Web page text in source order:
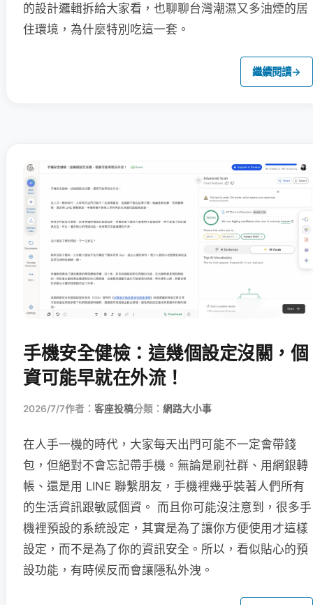
的設計邏輯拆給大家看，也聊聊台灣潮濕又多油煙的居
住環境，為什麼特別吃這一套。
繼續閱讀→
手機安全健檢：這幾個設定沒關，個
資可能早就在外流！
2026/7/7作者： 客座投稿分類： 網路大小事
在人手一機的時代，大家每天出門可能不一定會帶錢
包，但絕對不會忘記帶手機。無論是刷社群、用網銀轉
帳、還是用 LINE 聯繫朋友，手機裡幾乎裝著人們所有
的生活資訊跟敏感個資。 而且你可能沒注意到，很多手
機裡預設的系統設定，其實是為了讓你方便使用才這樣
設定，而不是為了你的資訊安全。所以，看似貼心的預
設功能，有時候反而會讓隱私外洩。